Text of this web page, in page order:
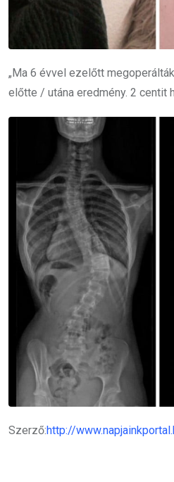
„Ma 6 évvel ezelőtt
előtte / utána eredmény. 2 centit
Szerző:http://